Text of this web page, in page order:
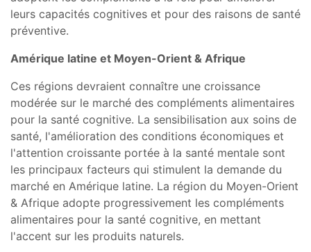
leurs capacités cognitives et pour des raisons de santé
préventive.
Amérique latine et Moyen-Orient & Afrique
Ces régions devraient connaître une croissance
modérée sur le marché des compléments alimentaires
pour la santé cognitive. La sensibilisation aux soins de
santé, l'amélioration des conditions économiques et
l'attention croissante portée à la santé mentale sont
les principaux facteurs qui stimulent la demande du
marché en Amérique latine. La région du Moyen-Orient
& Afrique adopte progressivement les compléments
alimentaires pour la santé cognitive, en mettant
l'accent sur les produits naturels.